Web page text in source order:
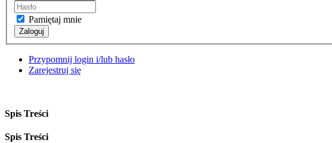
Pamiętaj mnie
Zaloguj
Przypomnij login i/lub hasło
Zarejestruj się
Spis Treści
Spis Treści